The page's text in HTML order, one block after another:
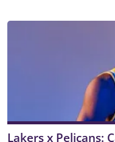
Lakers x Pelicans: